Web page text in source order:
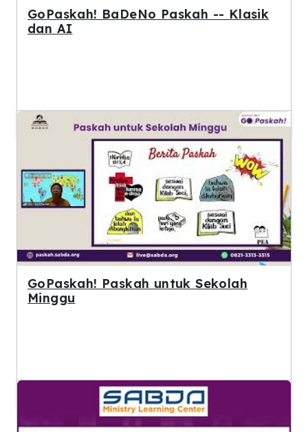
GoPaskah! BaDeNo Paskah -- Klasik
dan AI
GoPaskah! Paskah untuk Sekolah
Minggu